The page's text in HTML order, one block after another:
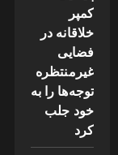
کمپر
خلاقانه در
فضایی
غیرمنتظره
توجه‌ها را به
خود جلب
کرد